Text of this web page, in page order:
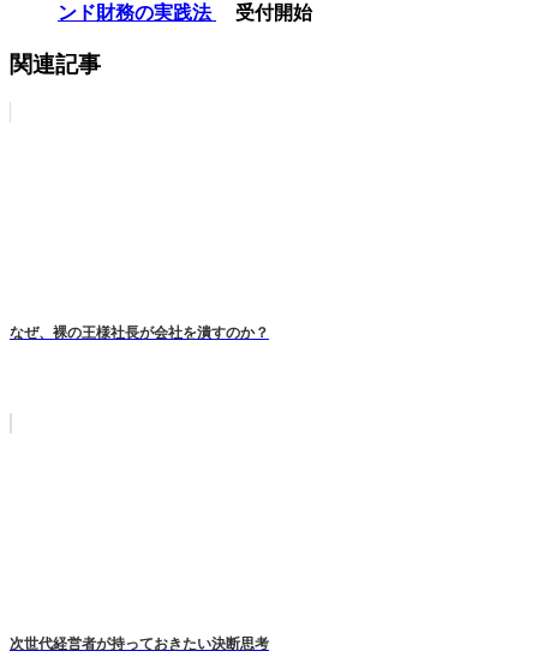
ンド財務の実践法
受付開始
関連記事
なぜ、裸の王様社長が会社を潰すのか？
次世代経営者が持っておきたい決断思考